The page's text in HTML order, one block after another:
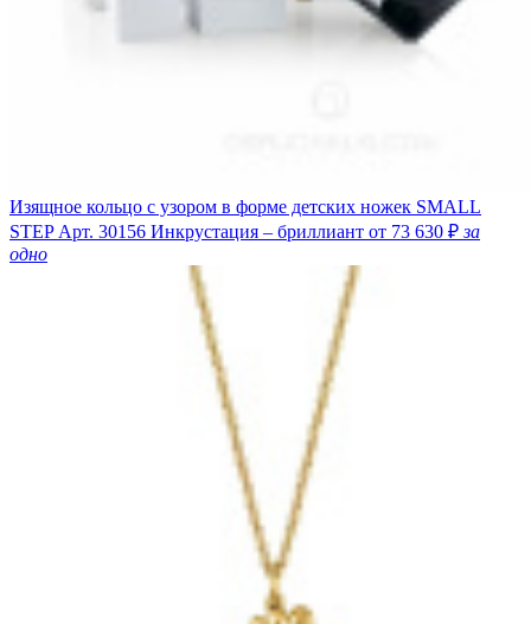
Изящное кольцо с узором в форме детских ножек SMALL
STEP Арт. 30156 Инкрустация – бриллиант от 73 630 ₽за
одно